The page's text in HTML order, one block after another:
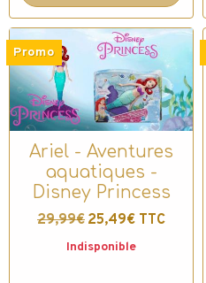
Promo
Ariel - Aventures
aquatiques -
Disney Princess
29,99€ 25,49€ TTC
Indisponible